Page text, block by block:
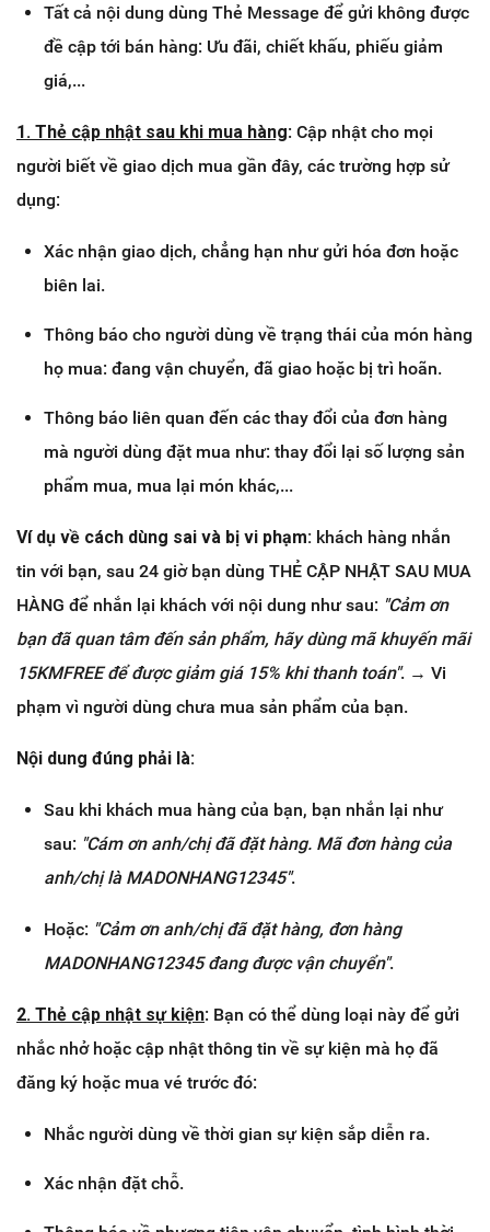
Tất cả nội dung dùng Thẻ Message để gửi không được
đề cập tới bán hàng: Ưu đãi, chiết khấu, phiếu giảm
giá,...
1. Thẻ cập nhật sau khi mua hàng: Cập nhật cho mọi
người biết về giao dịch mua gần đây, các trường hợp sử
dụng:
Xác nhận giao dịch, chẳng hạn như gửi hóa đơn hoặc
biên lai.
Thông báo cho người dùng về trạng thái của món hàng
họ mua: đang vận chuyển, đã giao hoặc bị trì hoãn.
Thông báo liên quan đến các thay đổi của đơn hàng
mà người dùng đặt mua như: thay đổi lại số lượng sản
phẩm mua, mua lại món khác,...
Ví dụ về cách dùng sai và bị vi phạm: khách hàng nhắn
tin với bạn, sau 24 giờ bạn dùng THẺ CẬP NHẬT SAU MUA
HÀNG để nhắn lại khách với nội dung như sau: "Cảm ơn
bạn đã quan tâm đến sản phẩm, hãy dùng mã khuyến mãi
15KMFREE để được giảm giá 15% khi thanh toán". → Vi
phạm vì người dùng chưa mua sản phẩm của bạn.
Nội dung đúng phải là:
Sau khi khách mua hàng của bạn, bạn nhắn lại như
sau: "Cám ơn anh/chị đã đặt hàng. Mã đơn hàng của
anh/chị là MADONHANG12345".
Hoặc: "Cảm ơn anh/chị đã đặt hàng, đơn hàng
MADONHANG12345 đang được vận chuyển".
2. Thẻ cập nhật sự kiện: Bạn có thể dùng loại này để gửi
nhắc nhở hoặc cập nhật thông tin về sự kiện mà họ đã
đăng ký hoặc mua vé trước đó:
Nhắc người dùng về thời gian sự kiện sắp diễn ra.
Xác nhận đặt chỗ.